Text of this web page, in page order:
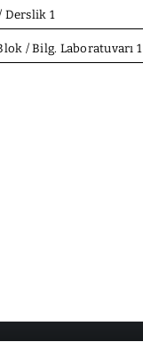
Derslik 1
/ Bilg. Laboratuvarı 1